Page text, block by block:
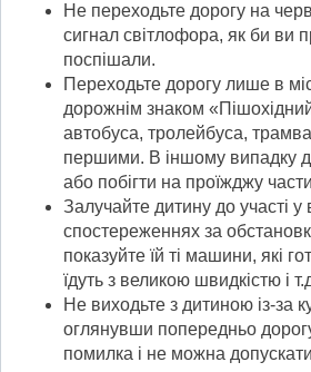
Не переходьте дорогу на
сигнал світлофора, як би ви
поспішали.
Переходьте дорогу лише в
дорожнім знаком
автобуса, тролейбуса,
першими. В іншому випадку
або побігти на проїжджу
Залучайте дитину до участі
спостереженнях за
показуйте їй ті машини, які
їдуть з великою швидкістю і
Не виходьте з дитиною із-за
оглянувши попередньо
помилка і не можна